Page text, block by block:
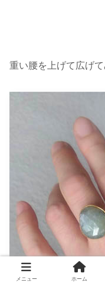
重い腰を上げて広げて
メニュー ホーム